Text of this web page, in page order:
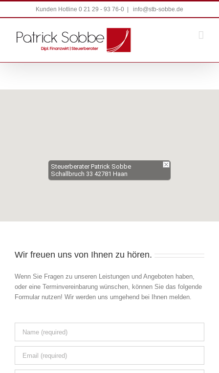
Kunden Hotline 0 21 29 - 93 76-0 info@stb-sobbe.de
Steuerberater Patrick Sobbe
Schallbruch 33 42781 Haan
Wir freuen uns von Ihnen zu hören.
Wenn Sie Fragen zu unseren Leistungen und Angeboten haben,
oder eine Terminvereinbarung wünschen, können Sie das folgende
Formular nutzen! Wir werden uns umgehend bei Ihnen melden.